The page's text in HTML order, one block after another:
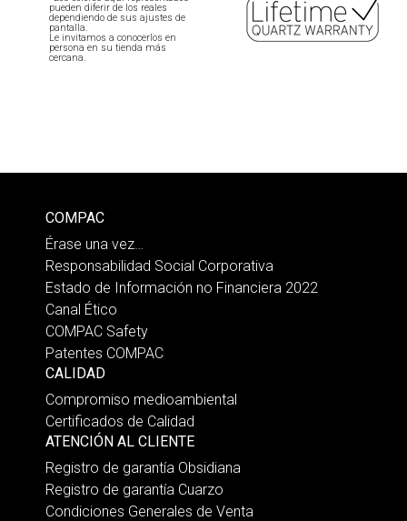
pueden diferir de los reales
dependiendo de sus ajustes de
pantalla.
Le invitamos a conocerlos en
persona en su tienda más
cercana.
COMPAC
Érase una vez…
Responsabilidad Social Corporativa
Estado de Información no Financiera 2022
Canal Ético
COMPAC Safety
Patentes COMPAC
CALIDAD
Compromiso medioambiental
Certificados de Calidad
ATENCIÓN AL CLIENTE
Registro de garantía Obsidiana
Registro de garantía Cuarzo
Condiciones Generales de Venta